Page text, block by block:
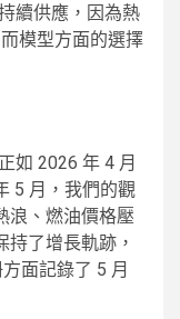
續供應，因為熱
模型方面的選擇
如 2026 年 4 月
5 月，我們的觀
浪、燃油價格壓
了增長軌跡，
面記錄了 5 月